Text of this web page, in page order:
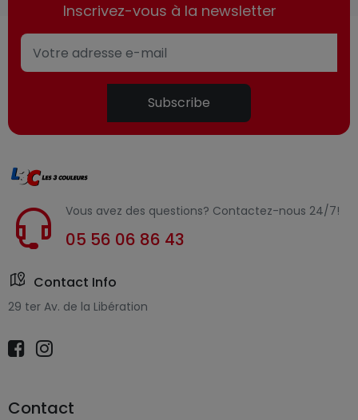
Inscrivez-vous à la newsletter
Subscribe
Vous avez des questions? Contactez-nous 24/7!
05 56 06 86 43
Contact Info
29 ter Av. de la Libération
Contact